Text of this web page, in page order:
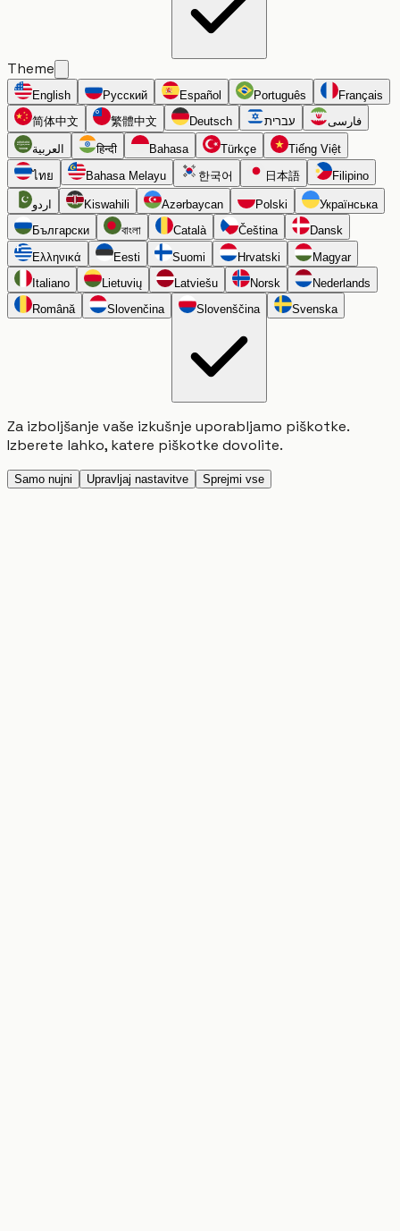
Theme
English Русский Español Português
Français
简体中文
繁體中文 Deutsch עברית فارسی
العربية हिन्दी Bahasa Türkçe
Tiếng Việt
ไทย
Bahasa Melayu 한국어 日本語 Filipino
اردو Kiswahili Azərbaycan Polski
Українська
Български
বাংলা Català Čeština
Dansk
Ελληνικά
Eesti Suomi Hrvatski
Magyar
Italiano
Lietuvių Latviešu Norsk
Nederlands
Română
Slovenčina Slovenščina Svenska
Za izboljšanje vaše izkušnje uporabljamo piškotke.
Izberete lahko, katere piškotke dovolite.
Samo nujni Upravljaj nastavitve Sprejmi vse